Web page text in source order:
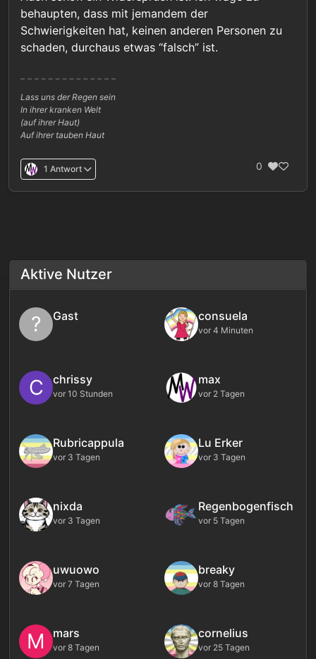
behaupten, dass mit jemandem der
Schwierigkeiten hat, keinen anderen Personen zu
schaden, durchaus etwas “falsch” ist.
Lass uns der Regen sein
In ihrer kranken Welt
(auf ihrer Haut)
Auf ihrer tauben Haut
1 Antwort 0
Aktive Nutzer
? Gast consuela
vor 4 Minuten
C chrissy
vor 10 Stunden
max
vor 2 Tagen
Rubricappula
vor 3 Tagen
Lu Erker
vor 3 Tagen
nixda
vor 3 Tagen
Regenbogenfisch
vor 5 Tagen
uwuowo
vor 7 Tagen
breaky
vor 8 Tagen
M mars
vor 8 Tagen
cornelius
vor 25 Tagen